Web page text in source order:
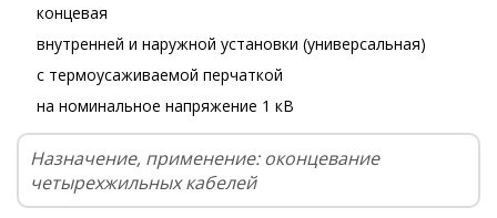
концевая
внутренней и наружной установки (универсальная)
с термоусаживаемой перчаткой
на номинальное напряжение 1 кВ
Назначение, применение: оконцевание
четырехжильных кабелей